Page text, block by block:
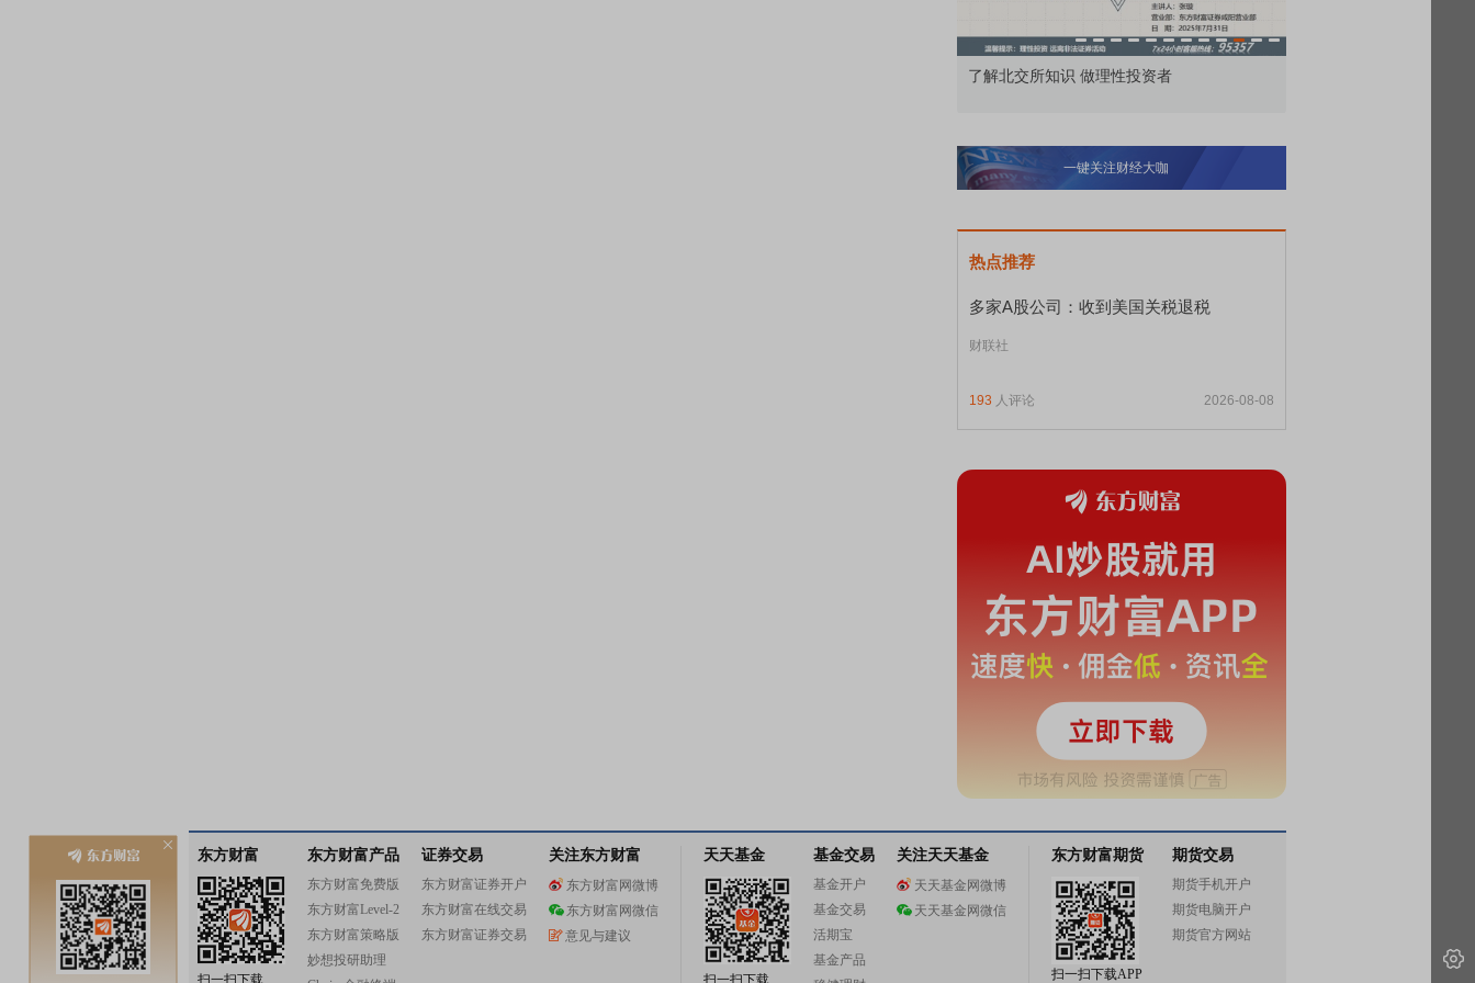
了解北交所知识 做理性投资者
一键关注财经大咖
热点推荐
多家A股公司：收到美国关税退税
财联社
193 人评论 2026-08-08
东方财富
扫一扫下载
东方财富产品
东方财富免费版
东方财富Level-2
东方财富策略版
妙想投研助理
证券交易
东方财富证券开户
东方财富在线交易
东方财富证券交易
关注东方财富
东方财富网微博
东方财富网微信
意见与建议
天天基金
扫一扫下载
基金交易
基金开户
基金交易
活期宝
基金产品
关注天天基金
天天基金网微博
天天基金网微信
东方财富期货
扫一扫下载APP
期货交易
期货手机开户
期货电脑开户
期货官方网站